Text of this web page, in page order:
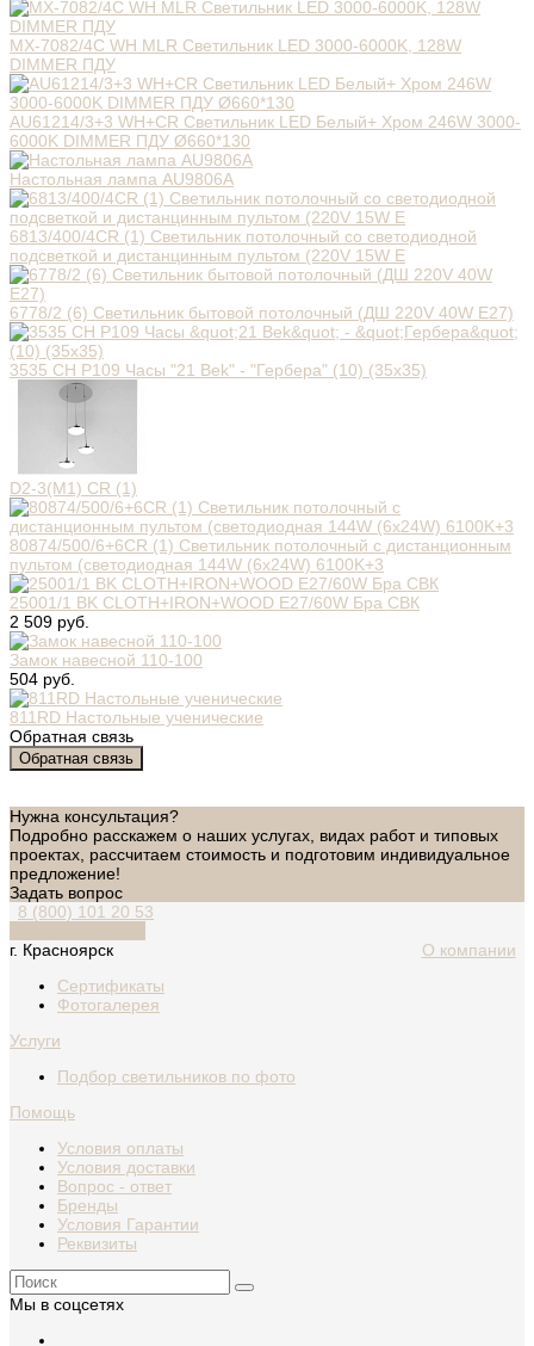
МХ-7082/4C WH MLR Светильник LED 3000-6000K, 128W
DIMMER ПДУ
AU61214/3+3 WH+CR Светильник LED Белый+ Хром 246W 3000-
6000K DIMMER ПДУ Ø660*130
Настольная лампа AU9806A
6813/400/4CR (1) Светильник потолочный со светодиодной
подсветкой и дистанцинным пультом (220V 15W E
6778/2 (6) Светильник бытовой потолочный (ДШ 220V 40W E27)
3535 СН Р109 Часы "21 Bek" - "Гербера" (10) (35х35)
D2-3(M1) CR (1)
80874/500/6+6CR (1) Светильник потолочный с дистанционным
пультом (светодиодная 144W (6х24W) 6100K+3
25001/1 BK CLOTH+IRON+WOOD E27/60W Бра СВК
2 509 руб.
Замок навесной 110-100
504 руб.
811RD Настольные ученические
Обратная связь
Обратная связь
Нужна консультация?
Подробно расскажем о наших услугах, видах работ и типовых
проектах, рассчитаем стоимость и подготовим индивидуальное
предложение!
Задать вопрос
8 (800) 101 20 53
г. Красноярск
О компании
Сертификаты
Фотогалерея
Услуги
Подбор светильников по фото
Помощь
Условия оплаты
Условия доставки
Вопрос - ответ
Бренды
Условия Гарантии
Реквизиты
Мы в соцсетях